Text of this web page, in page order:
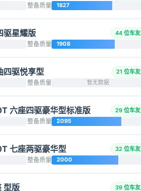
整备质量 1827
星耀版 44 位车友
整备质量 1908
驱悦享型 21 位车友
整备质量 暂无数据
六座四驱豪华型标准版 29 位车友
整备质量 2095
七座两驱豪华型 32 位车友
整备质量 2000
型版 39 位车友